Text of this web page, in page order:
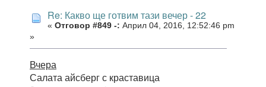
Re: Какво ще готвим тази вечер - 22
« Отговор #849 -: Април 04, 2016, 12:52:46 pm
»
Вчера
Салата айсберг с краставица